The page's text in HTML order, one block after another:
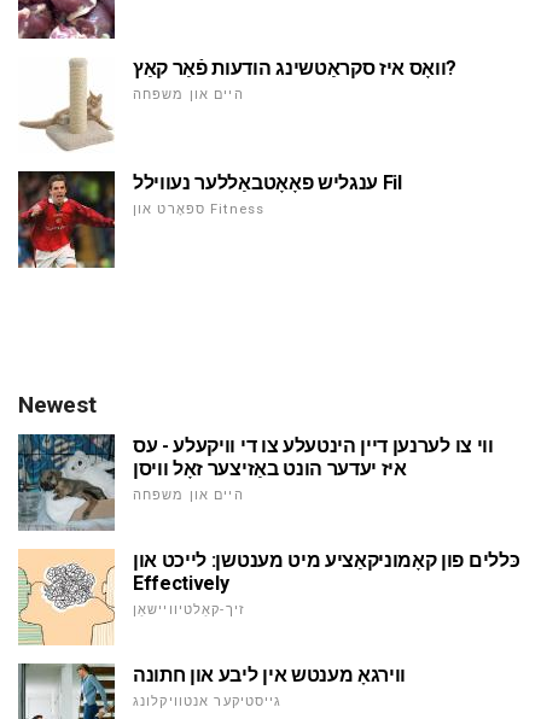
וואָס איז סקראַטשינג הודעות פֿאַר קאַץ?
היים און משפּחה
ענגליש פאָאָטבאַללער נעווילל Fil
ספּאָרט און Fitness
Newest
ווי צו לערנען דיין הינטעלע צו די וויקעלע - עס
איז יעדער הונט באַזיצער זאָל וויסן
היים און משפּחה
כּללים פון קאָמוניקאַציע מיט מענטשן: לייכט און
Effectively
זיך-קאַלטיוויישאַן
ווירגאָ מענטש אין ליבע און חתונה
גייסטיקער אנטוויקלונג